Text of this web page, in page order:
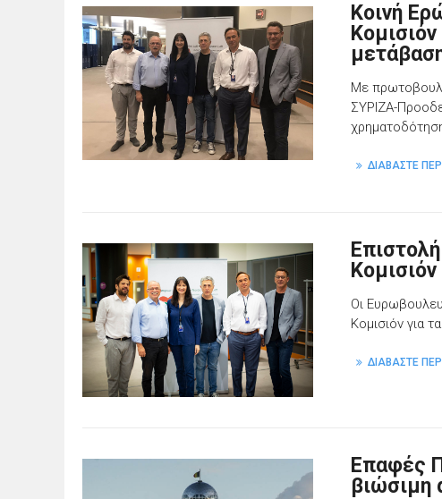
Κοινή
Με
ΣΥΡΙΖΑ-
ΔΙΑΒΑΣΤΕ
Oι
Κομισιόν για
ΔΙΑΒΑΣΤΕ
Επαφές
βιώσιμη